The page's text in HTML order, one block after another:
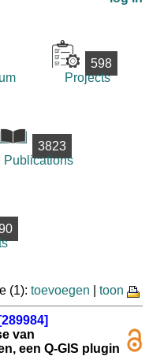
598
Projects
3823
Publications
(1): toevoegen toon
van
een Q-GIS plugin